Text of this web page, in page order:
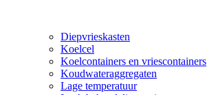
Diepvrieskasten
Koelcel
Koelcontainers en vriescontainers
Koudwateraggregaten
Lage temperatuur